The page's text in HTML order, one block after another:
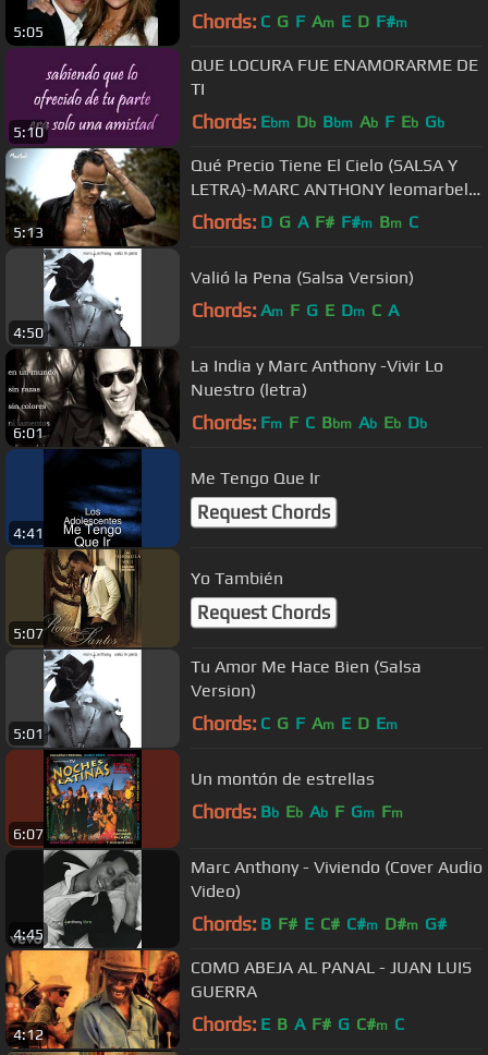
5:05 Chords: C G F Am E D F#m
5:10
QUE LOCURA FUE ENAMORARME DE
TI
Chords: Ebm Db Bbm Ab F Eb Gb
5:13
Qué Precio Tiene El Cielo (SALSA Y
LETRA)-MARC ANTHONY leomarbel
HD
Chords: D G A F# F#m Bm C
4:50
Valió la Pena (Salsa Version)
Chords: Am F G E Dm C A
6:01
La India y Marc Anthony -Vivir Lo
Nuestro (letra)
Chords: Fm F C Bbm Ab Eb Db
4:41
Me Tengo Que Ir
Request Chords
5:07
Yo También
Request Chords
5:01
Tu Amor Me Hace Bien (Salsa
Version)
Chords: C G F Am E D Em
6:07
Un montón de estrellas
Chords: Bb Eb Ab F Gm Fm
4:45
Marc Anthony - Viviendo (Cover Audio
Video)
Chords: B F# E C# C#m D#m G#
4:12
COMO ABEJA AL PANAL - JUAN LUIS
GUERRA
Chords: E B A F# G C#m C